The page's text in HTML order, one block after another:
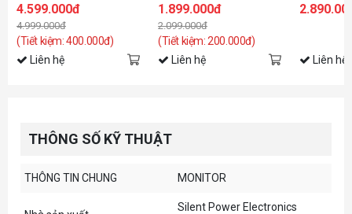
4.599.000đ
4.999.000đ
(Tiết kiệm: 400.000đ)
Liên hệ
1.899.000đ
2.099.000đ
(Tiết kiệm: 200.000đ)
Liên hệ Liên hệ
THÔNG SỐ KỸ THUẬT
THÔNG TIN CHUNG MONITOR
Silent Power Electronics